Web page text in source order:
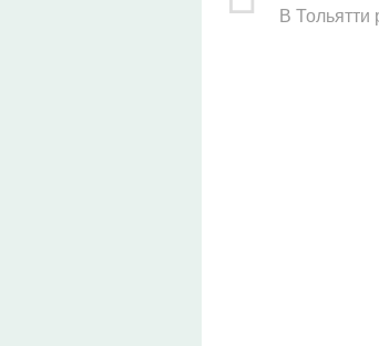
В Тольятти